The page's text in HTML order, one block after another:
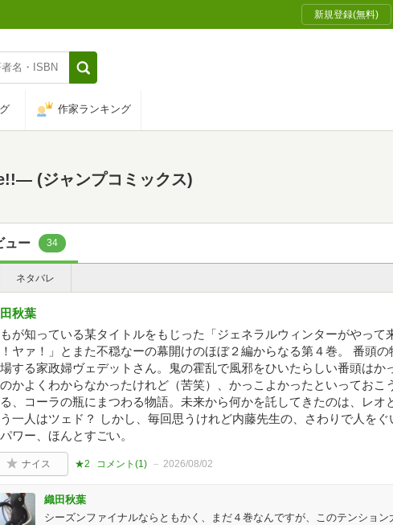
新規登録(無料)
作家ランキング
(ジャンプコミックス)
ュー 34
ネタバレ
秋葉
が知っている某タイトルをもじった「ジェネラルウィンターがやっ
！ヤァ！」とまた不穏なーの幕開けのほぼ２編からなる第４巻。 番頭
する家政婦ヴェデットさん。鬼の霍乱で風邪をひいたらしい番頭はか
かよくわからなかったけれど（苦笑）、かっこよかったといっておこ
、コーラの瓶にまつわる物語。未来から何かを託してきたのは、レオ
う一人はツェド？ しかし、毎回思うけれど内藤先生の、さわりで人をぐ
ワー、ほんとすごい。
ナイス ★2 コメント(1) 2026/08/02
織田秋葉
シーズンファイナルならともかく、まだ４巻なんですが、このテンション